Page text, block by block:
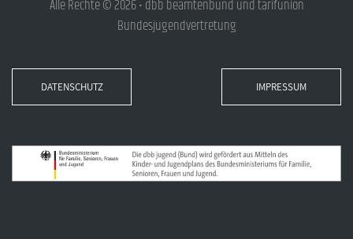
Alle Rechte © 2026 • dbb beamtenbund und tarifunion
Bundesjugendvertretung
DATENSCHUTZ IMPRESSUM